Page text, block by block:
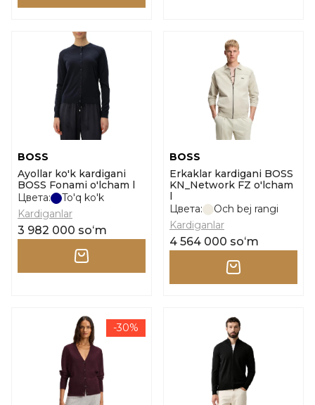
BOSS
Ayollar ko'k kardigani
BOSS Fonami o'lcham l
Цвета:
To'q ko'k
Kardiganlar
3 982 000 soʻm
BOSS
Erkaklar kardigani BOSS
KN_Network FZ o'lcham
l
Цвета:
Och bej rangi
Kardiganlar
4 564 000 soʻm
-30%